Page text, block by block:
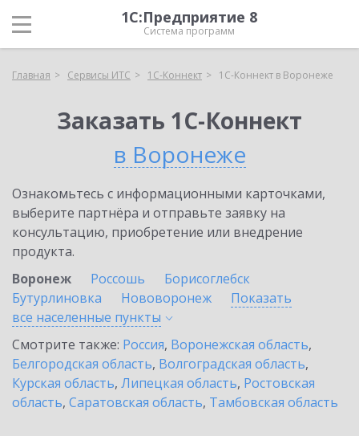
1С:Предприятие 8
Система программ
Главная Сервисы ИТС 1С-Коннект 1С-Коннект в Воронеже
Заказать 1С-Коннект
в Воронеже
Ознакомьтесь с информационными карточками,
выберите партнёра и отправьте заявку на
консультацию, приобретение или внедрение
продукта.
Воронеж
Россошь
Борисоглебск
Бутурлиновка
Нововоронеж
Показать
все населенные пункты
Смотрите также: Россия, Воронежская область,
Белгородская область, Волгоградская область,
Курская область, Липецкая область, Ростовская
область, Саратовская область, Тамбовская область